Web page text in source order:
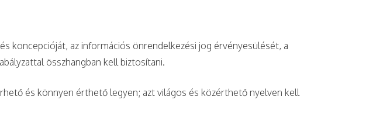
koncepcióját, az információs önrendelkezési jog érvényesülését, a
összhangban kell biztosítani.
és könnyen érthető legyen; azt világos és közérthető nyelven kell